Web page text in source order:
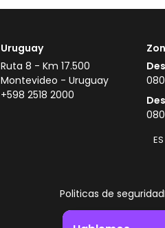
Uruguay
Ruta 8 - Km 17.500
Montevideo - Uruguay
+598 2518 2000
ES
Politicas de seguridad